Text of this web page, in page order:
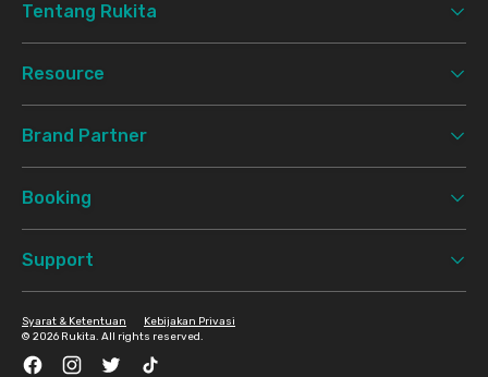
Tentang Rukita
Resource
Brand Partner
Booking
Support
© 2026 Rukita. All rights reserved.
Syarat & Ketentuan Kebijakan Privasi
FacebookInstagramTwitter TikTok